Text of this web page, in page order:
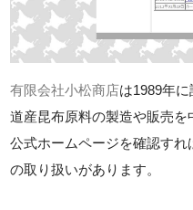
有限会社小松商店は1989年に
道産昆布原料の製造や販売を
公式ホームページを確認す
の取り扱いがあります。